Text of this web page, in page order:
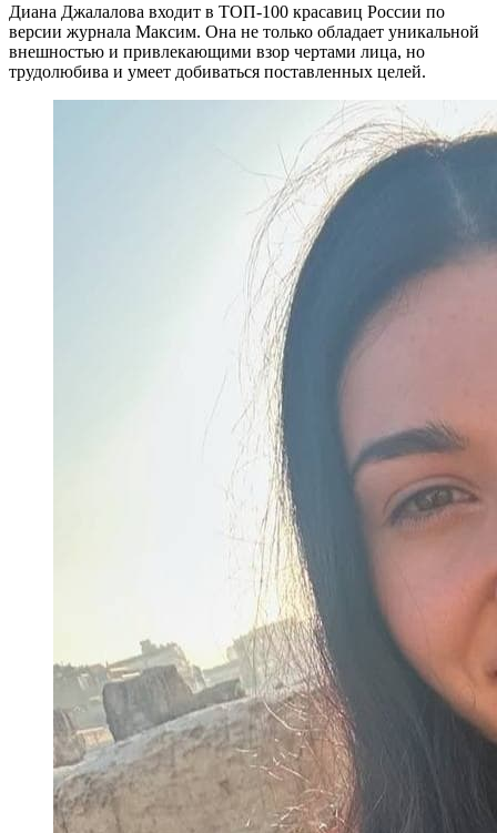
Диана Джалалова входит в ТОП-100 красавиц России по
версии журнала Максим. Она не только обладает уникальной
внешностью и привлекающими взор чертами лица, но
трудолюбива и умеет добиваться поставленных целей.